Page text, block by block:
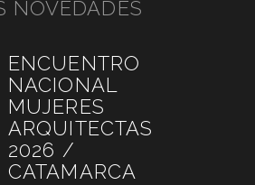
NOVEDADES
ENCUENTRO
NACIONAL
MUJERES
ARQUITECTAS
2026 /
CATAMARCA